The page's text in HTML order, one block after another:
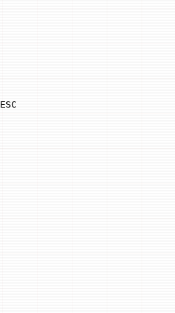
Use arrow keys to navigate results,
ESC